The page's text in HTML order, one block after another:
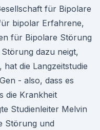
für Bipolare
bipolar Erfahrene,
für Bipolare Störung
dazu neigt,
die Langzeitstudie
- also, dass es
die Krankheit
Studienleiter Melvin
Störung und